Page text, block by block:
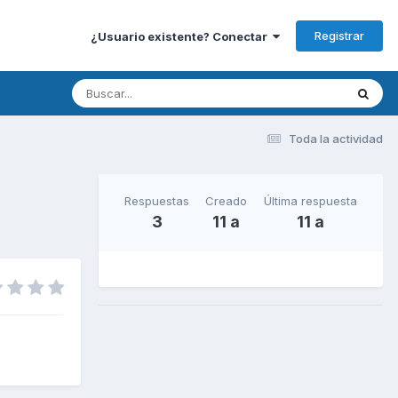
¿Usuario existente? Conectar Registrar
Toda la actividad
Respuestas
3
Creado
11 a
Última respuesta
11 a